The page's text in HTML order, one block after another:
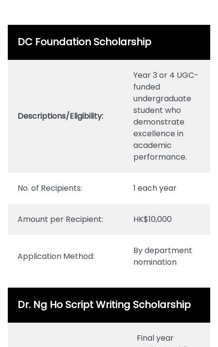
DC Foundation Scholarship
Descriptions/Eligibility:
Year 3 or 4 UGC-
funded
undergraduate
student who
demonstrate
excellence in
academic
performance.
No. of Recipients: 1 each year
Amount per Recipient: HK$10,000
Application Method:
By department
nomination
Dr. Ng Ho Script Writing Scholarship
Final year